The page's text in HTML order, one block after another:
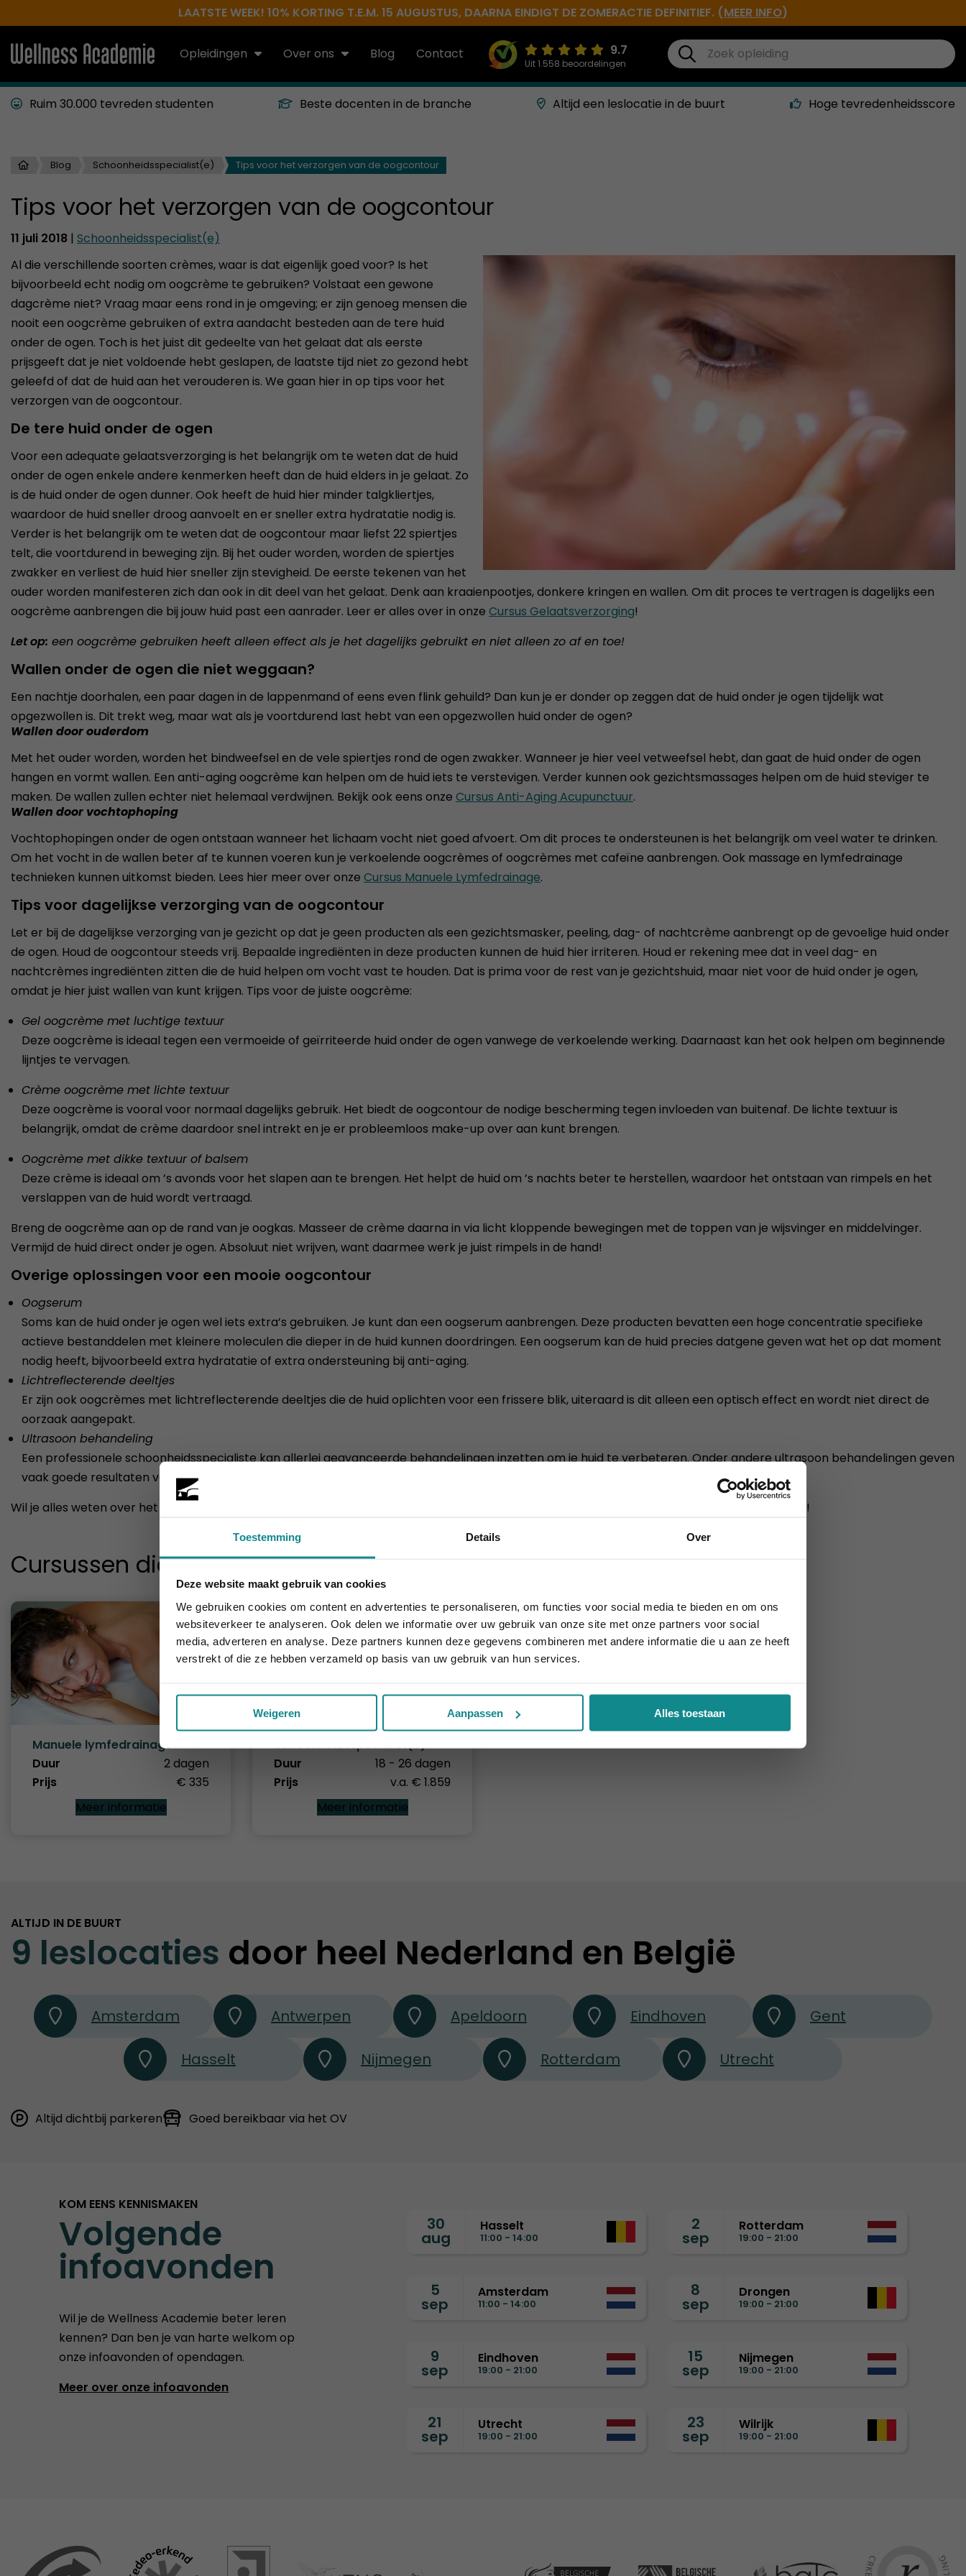
Toestemming Details Over
Deze website maakt gebruik van cookies
We gebruiken cookies om content en advertenties te personaliseren, om functies voor social media te bieden en om ons
websiteverkeer te analyseren. Ook delen we informatie over uw gebruik van onze site met onze partners voor social
media, adverteren en analyse. Deze partners kunnen deze gegevens combineren met andere informatie die u aan ze heeft
verstrekt of die ze hebben verzameld op basis van uw gebruik van hun services.
Weigeren Aanpassen Alles toestaan
LAATSTE WEEK! 10% KORTING T.E.M. 15 AUGUSTUS, DAARNA EINDIGT DE ZOMERACTIE DEFINITIEF. (MEER INFO)
Opleidingen Over ons Blog Contact 9.7
Uit 1.558 beoordelingen
Ruim 30.000 tevreden studenten Beste docenten in de branche Altijd een leslocatie in de buurt Hoge tevredenheidsscore
Blog Schoonheidsspecialist(e) Tips voor het verzorgen van de oogcontour
Tips voor het verzorgen van de oogcontour
11 juli 2018 | Schoonheidsspecialist(e)
Al die verschillende soorten crèmes, waar is dat eigenlijk goed voor? Is het
bijvoorbeeld echt nodig om oogcrème te gebruiken? Volstaat een gewone
dagcrème niet? Vraag maar eens rond in je omgeving; er zijn genoeg mensen die
nooit een oogcrème gebruiken of extra aandacht besteden aan de tere huid
onder de ogen. Toch is het juist dit gedeelte van het gelaat dat als eerste
prijsgeeft dat je niet voldoende hebt geslapen, de laatste tijd niet zo gezond hebt
geleefd of dat de huid aan het verouderen is. We gaan hier in op tips voor het
verzorgen van de oogcontour.
De tere huid onder de ogen
Voor een adequate gelaatsverzorging is het belangrijk om te weten dat de huid
onder de ogen enkele andere kenmerken heeft dan de huid elders in je gelaat. Zo
is de huid onder de ogen dunner. Ook heeft de huid hier minder talgkliertjes,
waardoor de huid sneller droog aanvoelt en er sneller extra hydratatie nodig is.
Verder is het belangrijk om te weten dat de oogcontour maar liefst 22 spiertjes
telt, die voortdurend in beweging zijn. Bij het ouder worden, worden de spiertjes
zwakker en verliest de huid hier sneller zijn stevigheid. De eerste tekenen van het
ouder worden manifesteren zich dan ook in dit deel van het gelaat. Denk aan kraaienpootjes, donkere kringen en wallen. Om dit proces te vertragen is dagelijks een
oogcrème aanbrengen die bij jouw huid past een aanrader. Leer er alles over in onze Cursus Gelaatsverzorging!
Let op: een oogcrème gebruiken heeft alleen effect als je het dagelijks gebruikt en niet alleen zo af en toe!
Wallen onder de ogen die niet weggaan?
Een nachtje doorhalen, een paar dagen in de lappenmand of eens even flink gehuild? Dan kun je er donder op zeggen dat de huid onder je ogen tijdelijk wat
opgezwollen is. Dit trekt weg, maar wat als je voortdurend last hebt van een opgezwollen huid onder de ogen?
Wallen door ouderdom
Met het ouder worden, worden het bindweefsel en de vele spiertjes rond de ogen zwakker. Wanneer je hier veel vetweefsel hebt, dan gaat de huid onder de ogen
hangen en vormt wallen. Een anti-aging oogcrème kan helpen om de huid iets te verstevigen. Verder kunnen ook gezichtsmassages helpen om de huid steviger te
maken. De wallen zullen echter niet helemaal verdwijnen. Bekijk ook eens onze Cursus Anti-Aging Acupunctuur.
Wallen door vochtophoping
Vochtophopingen onder de ogen ontstaan wanneer het lichaam vocht niet goed afvoert. Om dit proces te ondersteunen is het belangrijk om veel water te drinken.
Om het vocht in de wallen beter af te kunnen voeren kun je verkoelende oogcrèmes of oogcrèmes met cafeïne aanbrengen. Ook massage en lymfedrainage
technieken kunnen uitkomst bieden. Lees hier meer over onze Cursus Manuele Lymfedrainage.
Tips voor dagelijkse verzorging van de oogcontour
Let er bij de dagelijkse verzorging van je gezicht op dat je geen producten als een gezichtsmasker, peeling, dag- of nachtcrème aanbrengt op de gevoelige huid onder
de ogen. Houd de oogcontour steeds vrij. Bepaalde ingrediënten in deze producten kunnen de huid hier irriteren. Houd er rekening mee dat in veel dag- en
nachtcrèmes ingrediënten zitten die de huid helpen om vocht vast te houden. Dat is prima voor de rest van je gezichtshuid, maar niet voor de huid onder je ogen,
omdat je hier juist wallen van kunt krijgen. Tips voor de juiste oogcrème:
Gel oogcrème met luchtige textuur
Deze oogcrème is ideaal tegen een vermoeide of geïrriteerde huid onder de ogen vanwege de verkoelende werking. Daarnaast kan het ook helpen om beginnende
lijntjes te vervagen.
Crème oogcrème met lichte textuur
Deze oogcrème is vooral voor normaal dagelijks gebruik. Het biedt de oogcontour de nodige bescherming tegen invloeden van buitenaf. De lichte textuur is
belangrijk, omdat de crème daardoor snel intrekt en je er probleemloos make-up over aan kunt brengen.
Oogcrème met dikke textuur of balsem
Deze crème is ideaal om ’s avonds voor het slapen aan te brengen. Het helpt de huid om ’s nachts beter te herstellen, waardoor het ontstaan van rimpels en het
verslappen van de huid wordt vertraagd.
Breng de oogcrème aan op de rand van je oogkas. Masseer de crème daarna in via licht kloppende bewegingen met de toppen van je wijsvinger en middelvinger.
Vermijd de huid direct onder je ogen. Absoluut niet wrijven, want daarmee werk je juist rimpels in de hand!
Overige oplossingen voor een mooie oogcontour
Oogserum
Soms kan de huid onder je ogen wel iets extra’s gebruiken. Je kunt dan een oogserum aanbrengen. Deze producten bevatten een hoge concentratie specifieke
actieve bestanddelen met kleinere moleculen die dieper in de huid kunnen doordringen. Een oogserum kan de huid precies datgene geven wat het op dat moment
nodig heeft, bijvoorbeeld extra hydratatie of extra ondersteuning bij anti-aging.
Lichtreflecterende deeltjes
Er zijn ook oogcrèmes met lichtreflecterende deeltjes die de huid oplichten voor een frissere blik, uiteraard is dit alleen een optisch effect en wordt niet direct de
oorzaak aangepakt.
Ultrasoon behandeling
Een professionele schoonheidsspecialiste kan allerlei geavanceerde behandelingen inzetten om je huid te verbeteren. Onder andere ultrasoon behandelingen geven
vaak goede resultaten voor het verbeteren van de huid van de oogcontour.
Wil je alles weten over het geven van professionele beauty behandelingen? Maak dan hier kennis met onze
!
Cursussen die je mogelijk ook interesseren
Manuele lymfedrainage
Duur
2 dagen
Prijs
€ 335
Meer informatie
Schoonheidsspecialist(e)
Duur
18 - 26 dagen
Prijs
v.a. € 1.859
Meer informatie
ALTIJD IN DE BUURT
9 leslocaties door heel Nederland en België
Amsterdam Antwerpen Apeldoorn Eindhoven Gent
Hasselt Nijmegen Rotterdam Utrecht
Altijd dichtbij parkeren Goed bereikbaar via het OV
KOM EENS KENNISMAKEN
Volgende
infoavonden
Wil je de Wellness Academie beter leren
kennen? Dan ben je van harte welkom op
onze infoavonden of opendagen.
Meer over onze infoavonden
30
aug
Hasselt
11:00 - 14:00
2
sep
Rotterdam
19:00 - 21:00
5
sep
Amsterdam
11:00 - 14:00
8
sep
Drongen
19:00 - 21:00
9
sep
Eindhoven
19:00 - 21:00
15
sep
Nijmegen
19:00 - 21:00
21
sep
Utrecht
19:00 - 21:00
23
sep
Wilrijk
19:00 - 21:00
Laatste week! 10% korting t.e.m. 15 augustus, daarna eindigt de zomeractie definitief.
Sluiten